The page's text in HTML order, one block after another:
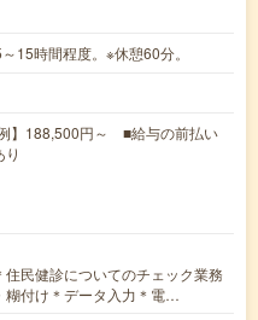
時間程度。※休憩60分。
】188,500円～ ■給与の前払い
住民健診についてのチェック業務
糊付け＊データ入力＊電…